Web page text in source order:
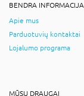
BENDRA INFORMACIJA
Apie mus
Parduotuvių kontaktai
Lojalumo programa
MŪSŲ DRAUGAI